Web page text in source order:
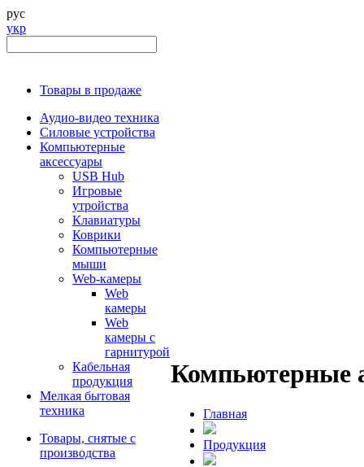
рус
укр
Товары в продаже
Аудио-видео техника
Силовые устройства
Компьютерные
аксессуары
USB Hub
Игровые
утройства
Клавиатуры
Коврики
Компьютерные
мыши
Web-камеры
Web
камеры
Web
камеры с
гарнитурой
Кабельная
продукция
Мелкая бытовая
техника
Товары, снятые с
производства
Компьютерные
Главная
Продукция